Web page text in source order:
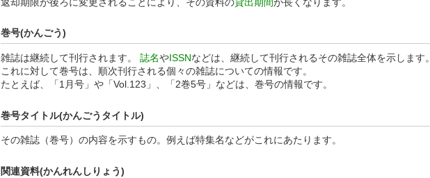
巻号(かんごう)
雑誌は継続して刊行されます。 誌名やISSNなどは、継続して刊行されるその雑誌全体を示します。
これに対して巻号は、順次刊行される個々の雑誌についての情報です。
たとえば、「1月号」や「Vol.123」、「2巻5号」などは、巻号の情報です。
巻号タイトル(かんごうタイトル)
その雑誌（巻号）の内容を示すもの。例えば特集名などがこれにあたります。
関連資料(かんれんしりょう)